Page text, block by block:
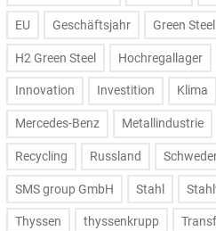
EU Geschäftsjahr Green Steel
H2 Green Steel Hochregallager
Innovation Investition Klima
Mercedes-Benz Metallindustrie
Recycling Russland
SMS group GmbH Stahl
Thyssen thyssenkrupp